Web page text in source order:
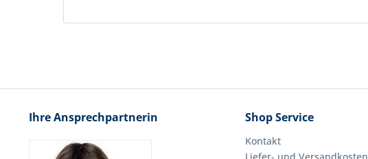
Ihre Ansprechpartnerin Shop Service
Kontakt